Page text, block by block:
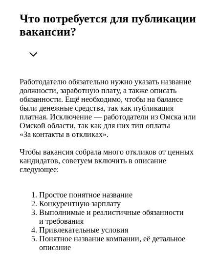
Что потребуется для публикации
вакансии?
Работодателю обязательно нужно указать название
должности, заработную плату, а также описать
обязанности. Ещё необходимо, чтобы на балансе
были денежные средства, так как публикация
платная. Исключение — работодатели из Омска или
Омской области, так как для них тип оплаты
«За контакты в откликах».
Чтобы вакансия собрала много откликов от ценных
кандидатов, советуем включить в описание
следующее:
Простое понятное название
Конкурентную зарплату
Выполнимые и реалистичные обязанности
и требования
Привлекательные условия
Понятное название компании, её детальное
описание